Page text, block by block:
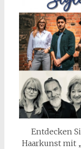
Entdecken
Haarkunst mit